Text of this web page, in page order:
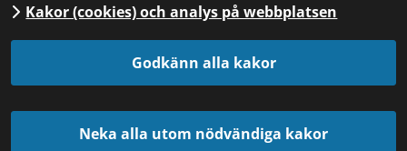
Kakor (cookies) och analys på webbplatsen
Godkänn alla kakor
Neka alla utom nödvändiga kakor